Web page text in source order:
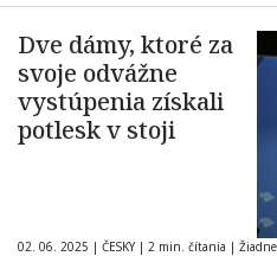
Dve dámy, ktoré za
svoje odvážne
vystúpenia získali
potlesk v stoji
02. 06. 2025 | ČESKY | 2 min. čítania |